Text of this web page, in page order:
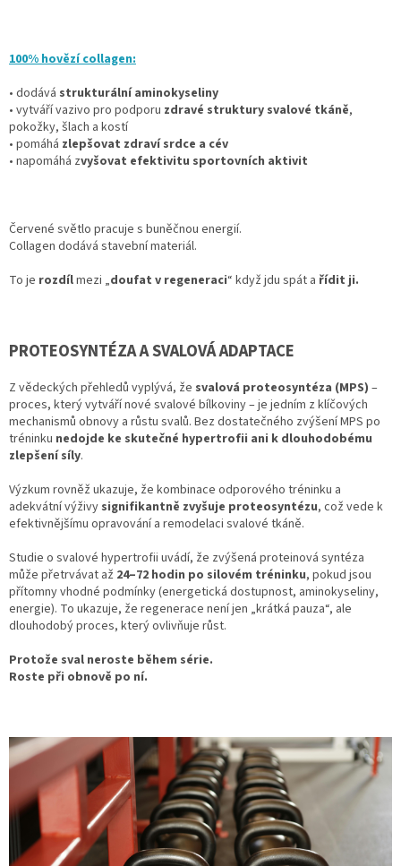
100% hovězí collagen:
• dodává strukturální aminokyseliny
• vytváří vazivo pro podporu zdravé struktury svalové tkáně,
pokožky, šlach a kostí
• pomáhá zlepšovat zdraví srdce a cév
• napomáhá zvyšovat efektivitu sportovních aktivit
Červené světlo pracuje s buněčnou energií.
Collagen dodává stavební materiál.
To je rozdílmezi „doufat v regeneraci“ když jdu spát a řídit ji.
PROTEOSYNTÉZA A SVALOVÁ ADAPTACE
Z vědeckých přehledů vyplývá, že svalová proteosyntéza (MPS) –
proces, který vytváří nové svalové bílkoviny – je jedním z klíčových
mechanismů obnovy a růstu svalů. Bez dostatečného zvýšení MPS po
tréninku nedojde ke skutečné hypertrofii ani k dlouhodobému
zlepšení síly.
Výzkum rovněž ukazuje, že kombinace odporového tréninku a
adekvátní výživy signifikantně zvyšuje proteosyntézu, což vede k
efektivnějšímu opravování a remodelaci svalové tkáně.
Studie o svalové hypertrofii uvádí, že zvýšená proteinová syntéza
může přetrvávat až 24–72 hodin po silovém tréninku, pokud jsou
přítomny vhodné podmínky (energetická dostupnost, aminokyseliny,
energie). To ukazuje, že regenerace není jen „krátká pauza“, ale
dlouhodobý proces, který ovlivňuje růst.
Protože sval neroste během série.
Roste při obnově po ní.